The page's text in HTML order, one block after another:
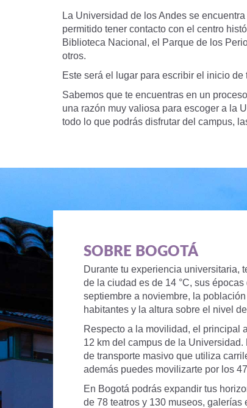
La Universidad de los Andes se
permitido tener contacto con el centro
Biblioteca Nacional, el Parque de los
otros.
Este será el lugar para escribir el inicio
Sabemos que te encuentras en un
una razón muy valiosa para escoger a la
todo lo que podrás disfrutar del campus,
SOBRE BOGOTÁ
Durante tu experiencia universitaria,
de la ciudad es de 14 °C, sus
septiembre a noviembre, la
habitantes y la altura sobre el nivel
Respecto a la movilidad, el principal
12 km del campus de la
de transporte masivo que utiliza
además puedes movilizarte por los
En Bogotá podrás expandir tus
de 78 teatros y 130 museos,